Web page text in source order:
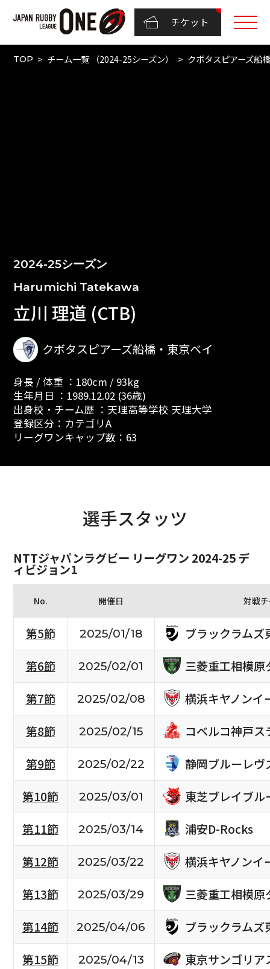
チケット
TOP チーム一覧 （2024-25シーズン） クボタスピアーズ船
2024-25シーズン
Harumichi Tatekawa
立川 理道 (CTB)
クボタスピアーズ船橋・東京ベイ
身長 / 体重 ：180cm / 93kg
生年月日 ：1989.12.02 (36歳)
出身校・チーム歴 ：天理高等学校 天理大学
登録区分：カテゴリA
リーグワンキャップ数：63
選手スタッツ
NTTジャパンラグビー リーグワン 2024-25 デ
ィビジョン1
No. 開催日 対戦
第5節 2025/01/18
ブラックラムズ
第6節
2025/02/01
三菱重工相模原
第7節
2025/02/08
横浜キヤノンイ
第8節
2025/02/15
コベルコ神戸ス
第9節
2025/02/22
静岡ブルーレヴ
第10節
2025/03/01
東芝ブレイブル
第11節
2025/03/14
浦安D-Rocks
第12節
2025/03/22
横浜キヤノンイ
第13節
2025/03/29
三菱重工相模原
第14節
2025/04/06
ブラックラムズ
第15節
2025/04/13
東京サンゴリア